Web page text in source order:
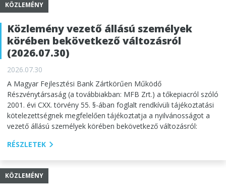
KÖZLEMÉNY
Közlemény vezető állású személyek
körében bekövetkező változásról
(2026.07.30)
2026.07.30
A Magyar Fejlesztési Bank Zártkörűen Működő
Részvénytársaság (a továbbiakban: MFB Zrt.) a tőkepiacról szóló
2001. évi CXX. törvény 55. §-ában foglalt rendkívüli tájékoztatási
kötelezettségnek megfelelően tájékoztatja a nyilvánosságot a
vezető állású személyek körében bekövetkező változásról:
RÉSZLETEK
KÖZLEMÉNY